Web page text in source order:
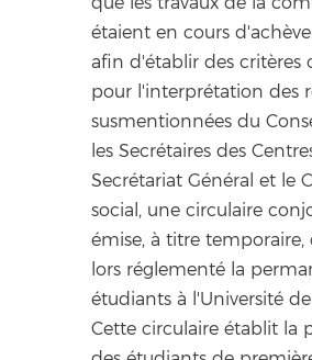
étaient en cours
afin d'établir des critères
pour l'interprétation des
susmentionnées du
les Secrétaires des
Secrétariat Général et le
social, une circulaire
émise, à titre temporaire,
lors réglementé la
étudiants à l'Université
Cette circulaire établit la